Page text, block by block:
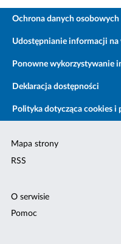
Ochrona danych osobowych
Udostępnianie informacji na
Ponowne wykorzystywanie
Deklaracja dostępności
Polityka dotycząca cookies
Mapa strony
RSS
O serwisie
Pomoc